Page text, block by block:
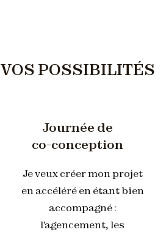
VOS POSSIBILITÉS
Journée de
co-conception
Je veux créer mon projet
en accéléré en étant bien
accompagné :
l'agencement, les